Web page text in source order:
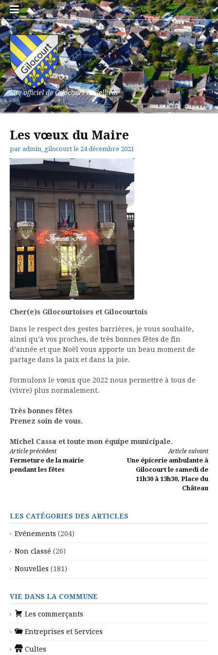
Aller
au
contenu
Site officiel de Gilocourt et Bellival
Les vœux du Maire
par admin_gilocourt le 24 décembre 2021
Cher(e)s Gilocourtoises et Gilocourtois
Dans le respect des gestes barrières, je vous souhaite,
ainsi qu’à vos proches, de très bonnes fêtes de fin
d’année et que Noël vous apporte un beau moment de
partage dans la paix et dans la joie.
Formulons le vœux que 2022 nous permettre à tous de
(vivre) plus normalement.
Très bonnes fêtes
Prenez soin de vous.
Michel Cassa et toute mon équipe municipale.
Lire
la
Article précédent
Fermeture de la mairie
pendant les fêtes
Article suivant
Une épicerie ambulante à
Gilocourt le samedi de
11h30 à 13h30, Place du
Château
LES CATÉGORIES DES ARTICLES
Evénements (204)
Non classé (26)
Nouvelles (181)
VIE DANS LA COMMUNE
Les commerçants
Entreprises et Services
Cultes